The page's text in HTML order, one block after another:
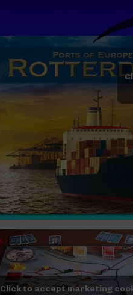
Click to accept marketing